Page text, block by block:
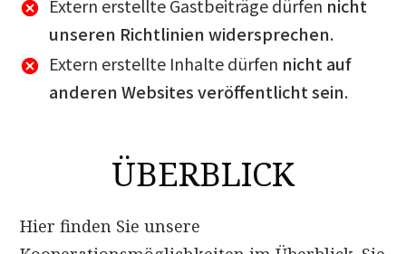
Extern erstellteGastbeiträge dürfen nicht
unseren Richtlinien widersprechen.
Extern erstellte Inhalte dürfen nicht auf
anderen Websites veröffentlicht sein.
ÜBERBLICK
Hier finden Sie unsere